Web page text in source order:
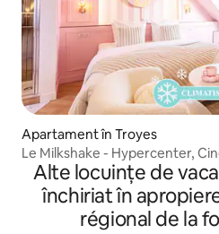
Apartament în Troyes
Le Milkshake - Hypercenter,
Alte locuințe de
închiriat în
régional de la